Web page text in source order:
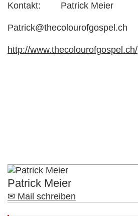
Kontakt: Patrick Meier
Patrick@thecolourofgospel.ch
http://www.thecolourofgospel.ch/
Patrick Meier
✉ Mail schreiben